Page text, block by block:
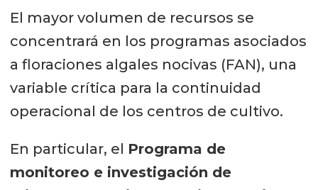
El mayor volumen de recursos se
concentrará en los programas asociados
a floraciones algales nocivas (FAN), una
variable crítica para la continuidad
operacional de los centros de cultivo.
En particular, el Programa de
monitoreo e investigación de